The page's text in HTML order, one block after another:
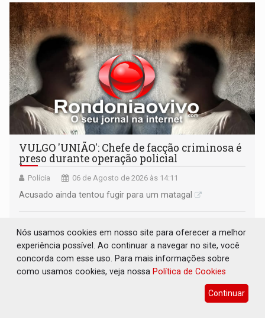
VULGO 'UNIÃO': Chefe de facção criminosa é
preso durante operação policial
Polícia 06 de Agosto de 2026 às 14:11
Acusado ainda tentou fugir para um matagal
Nós usamos cookies em nosso site para oferecer a melhor
experiência possível. Ao continuar a navegar no site, você
concorda com esse uso. Para mais informações sobre
como usamos cookies, veja nossa Política de Cookies
Continuar